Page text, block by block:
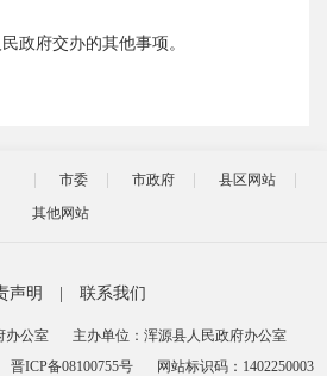
政府交办的其他事项。
市委 市政府
县区网站
其他网站
声明 联系我们
办公室
主办单位：浑源县人民政府办公室
晋ICP备08100755号
网站标识码：1402250003